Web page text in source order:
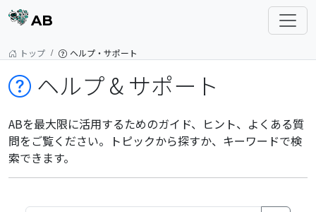
AB
トップ ヘルプ・サポート
ヘルプ & サポート
ABを最大限に活用するためのガイド、ヒント、よくある質
問をご覧ください。トピックから探すか、キーワードで検
索できます。